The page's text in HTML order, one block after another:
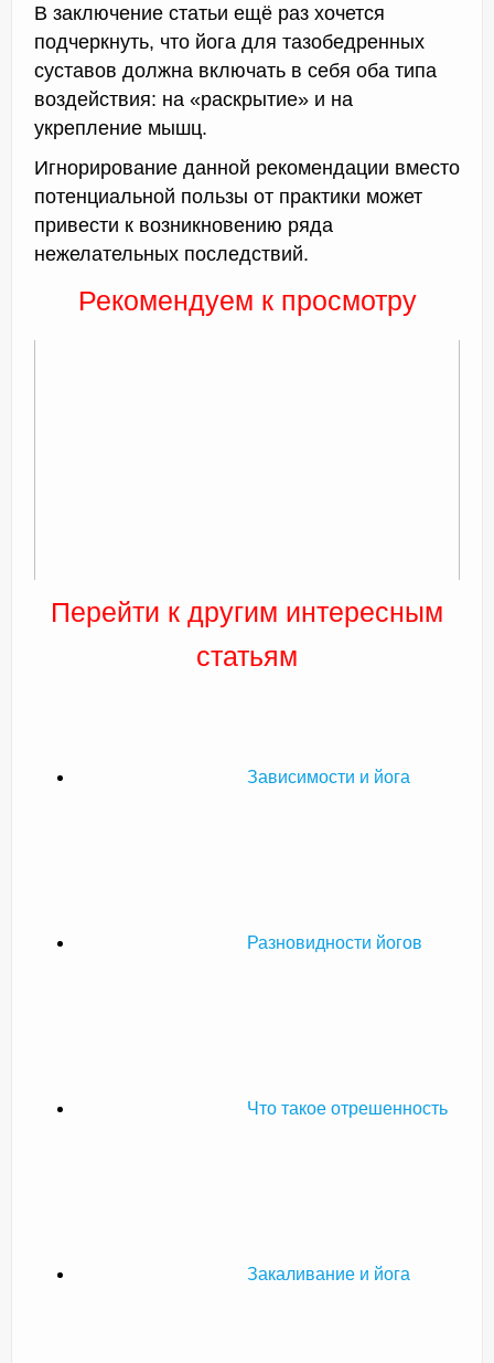
В заключение статьи ещё раз хочется
подчеркнуть, что йога для тазобедренных
суставов должна включать в себя оба типа
воздействия: на «раскрытие» и на
укрепление мышц.
Игнорирование данной рекомендации вместо
потенциальной пользы от практики может
привести к возникновению ряда
нежелательных последствий.
Рекомендуем к просмотру
Перейти к другим интересным
статьям
Зависимости и йога
Разновидности йогов
Что такое отрешенность
Закаливание и йога